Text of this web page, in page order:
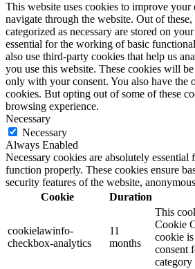
This website uses cookies to improve
navigate through the website. Out of these,
categorized as necessary are stored on
essential for the working of basic
also use third-party cookies that help us
you use this website. These cookies will
only with your consent. You also have the
cookies. But opting out of some of these
browsing experience.
Necessary
Necessary
Always Enabled
Necessary cookies are absolutely essential
function properly. These cookies ensure
security features of the website,
Cookie
Duration
cookielawinfo-
checkbox-analytics
11
months
This
Cookie
cookie is
consent